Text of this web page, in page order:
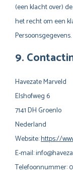
(een klacht over)
het recht om een
Persoonsgegevens.
9.
Havezate Marveld
Elshofweg 6
7141 DH Groenlo
Nederland
Website:https://
E-mail:info@
Telefoonnummer: